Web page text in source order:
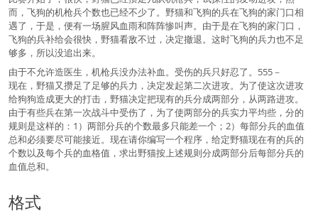
而，飞狗的机枪兵个数也已经不少了。野猫和飞狗的兵在飞狗的家门口相
遇了，于是，便有一场腥风血雨和阵阵惨叫声。由于是在飞狗的家门口，
飞狗的兵补给会很快，野猫看敌不过，决定撤退。这时飞狗的兵力也不足
够多，所以没追出来。
由于不允许造医生，机枪兵没办法补血。受伤的兵只好忍了。555－
现在，野猫又攒足了足够的兵力，决定发起第二次进攻。为了使这次进攻
给狗狗造成更大的打击，野猫决定把现有的兵分成两部分，从两路进攻。
由于有些兵在第一次战斗中受伤了，为了使两部分的兵实力平均些，分的
规则是这样的：1）两部分兵的个数最多只能差一个；2）每部分兵的血值
总和必须要尽可能接近。现在请你编写一个程序，给定野猫现在有的兵的
个数以及每个兵的血格值，求出野猫按上述规则分成两部分后每部分兵的
血值总和。
格式